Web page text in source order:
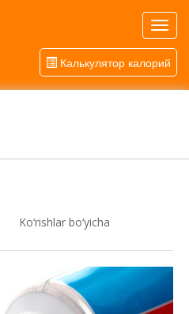
Калькулятор калорий
Ko‘rishlar bo‘yicha